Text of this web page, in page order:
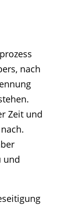
nach
Zeit und
und